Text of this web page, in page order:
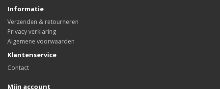
Informatie
Verzenden & retourneren
Privacy verklaring
Algemene voorwaarden
Klantenservice
Contact
Mijn account